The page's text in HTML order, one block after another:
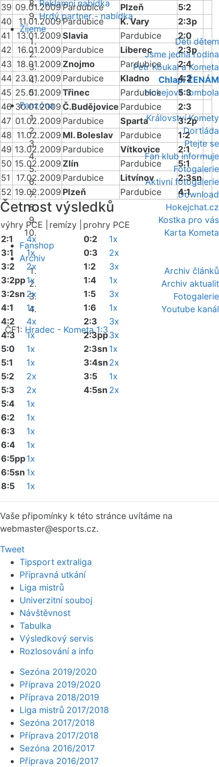
Reklamní nabídka
Hrdý partner - nabídka
Žijeme
Děti dětem
Jsme jedna rodina
Petr Koukal a Kometa
Chlapi ŽENÁM
Hokejová tombola
Fanzóna
Království Komety
Dortiáda
Ptejte se
Fan klub informuje
Fotogalerie
Aktivní fotogalerie
Download
Hokejchat.cz
Kostka pro vás
Karta Kometa
Fanshop
Archiv
Archiv článků
Archiv aktualit
Fotogalerie
Youtube kanál
ČF1: Hradec - Kometa 1:3
39 09.01.2009 Pardubice Plzeň
5:2
40
11.01.2009Pardubice K. Vary
2:3p
41
13.01.2009Slavia Pardubice
2:0
42
16.01.2009 Pardubice Liberec
2:3p
43 18.01.2009 Znojmo Pardubice
2:4
44 23.01.2009 Pardubice Kladno
4:2
45 25.01.2009Třinec Pardubice
5:3
46 30.01.2009 Č.Budějovice Pardubice
2:3
47 01.02.2009 Pardubice Sparta
3:2p
48 11.02.2009 Ml. Boleslav Pardubice
1:2
49 13.02.2009 Pardubice Vítkovice
2:1
50 15.02.2009 Zlín Pardubice
5:1
51
17.02.2009 Pardubice Litvínov
2:3sn
52 19.02.2009 Plzeň Pardubice 4:1
Četnost výsledků
výhry PCE | remízy |
prohry PCE
2:1
4x
3:1
1x
3:2
2x
3:2pp1x
3:2sn 2x
4:1
1x
4:2
4x
4:3
1x
5:0
1x
5:1
1x
5:2
2x
5:3
2x
5:4
1x
6:2
1x
6:3
1x
6:4
1x
6:5pp1x
6:5sn 1x
8:5
1x
0:2
1x
0:3
2x
1:2
3x
1:4
1x
1:5
3x
1:6
1x
2:3
3x
2:3pp3x
2:3sn 1x
3:4sn2x
3:5
1x
4:5sn 2x
Vaše připomínky k této stránce uvítáme na
webmaster@esports.cz.
Tweet
Tipsport extraliga
Přípravná utkání
Liga mistrů
Univerzitní souboj
Návštěvnost
Tabulka
Výsledkový servis
Rozlosování a info
Sezóna 2019/2020
Příprava 2019/2020
Příprava 2018/2019
Liga mistrů 2017/2018
Sezóna 2017/2018
Příprava 2017/2018
Sezóna 2016/2017
Příprava 2016/2017